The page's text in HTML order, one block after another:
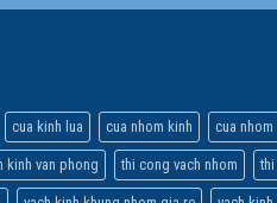
cua kinh lua cua nhom kinh cua
kinh van phong thi cong vach nhom